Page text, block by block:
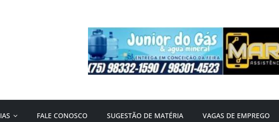
FALE CONOSCO SUGESTÃO DE MATÉRIA VAGAS DE EMPREGO